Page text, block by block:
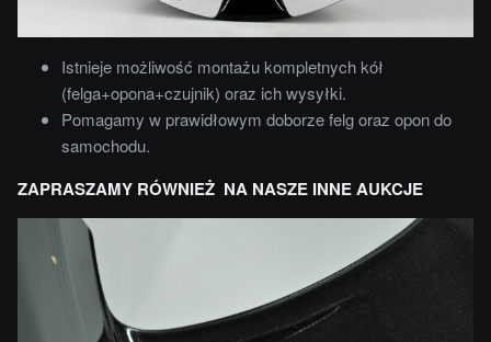
Istnieje możliwość montażu kompletnych kół
(felga+opona+czujnik) oraz ich wysyłki.
Pomagamy w prawidłowym doborze felg oraz opon do
samochodu.
ZAPRASZAMY RÓWNIEŻ NA NASZE INNE AUKCJE